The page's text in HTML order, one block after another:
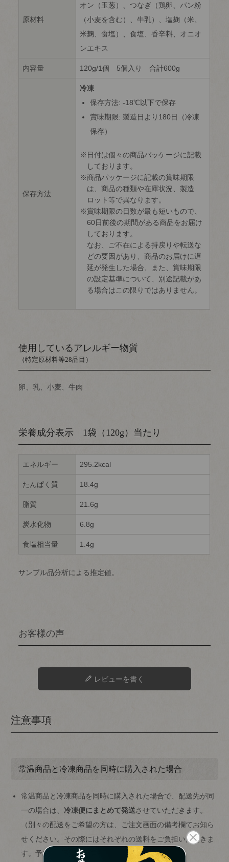
原材料
オン（玉葱）、つなぎ（鶏卵、パン粉
（小麦を含む）、牛乳）、塩麹（米、
米麹、食塩）、食塩、香辛料、オニオ
ンエキス
内容量 120g/1個 5個入り 合計600g
保存方法
冷凍
保存方法: -18℃以下で保存
賞味期限: 製造日より180日（冷凍
保存）
日付は個々の商品パッケージに記載
しております。
商品パッケージに記載の賞味期限
は、商品の種類や在庫状況、製造
ロット等で異なります。
賞味期限の日数が最も短いもので、
60日前後の期間がある商品をお届け
しております。
なお、ご不在による持戻りや転送な
どの要因があり、商品のお届けに遅
延が発生した場合、また、賞味期限
の設定基準について、別途記載があ
る場合はこの限りではありません。
使用しているアレルギー物質
（特定原材料等28品目）
卵、乳、小麦、牛肉
栄養成分表示 1袋（120g）当たり
エネルギー 295.2kcal
たんぱく質 18.4g
脂質 21.6g
炭水化物 6.8g
食塩相当量 1.4g
サンプル品分析による推定値。
レビューを書く
注意事項
常温商品と冷凍商品を同時に購入された場合
常温商品と冷凍商品を同時に購入された場合で、配送先が同
一の場合は、冷凍便にまとめて発送させていただきます。
（別々の配送をご希望の方は、ご注文画面の備考欄てお知ら
せください。その際にはそれぞれの送料をご負担いただきま
す。予めご了承ください。）